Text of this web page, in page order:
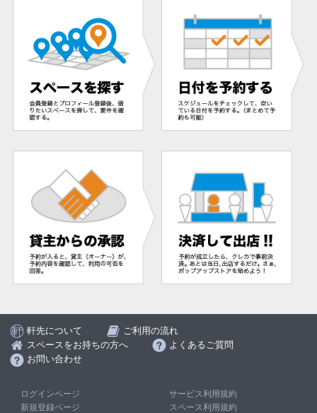
軒先について
ご利用の流れ
スペースをお持ちの方へ
よくあるご質問
お問い合わせ
ログインページ
新規登録ページ
サービス利用規約
スペース利用規約